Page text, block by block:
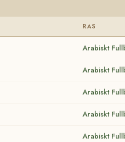
RAS
Arabiskt
Arabiskt
Arabiskt
Arabiskt
Arabiskt